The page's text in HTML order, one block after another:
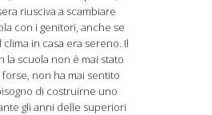
riusciva a scambiare
con i genitori, anche se
in casa era sereno. Il
la scuola non è mai stato
non ha mai sentito
di costruirne uno
gli anni delle superiori